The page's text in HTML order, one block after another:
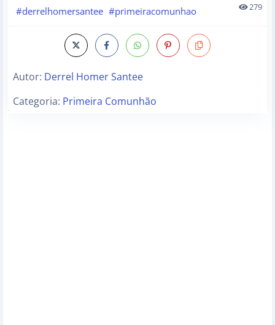
#derrelhomersantee #primeiracomunhao 279
Autor: Derrel Homer Santee
Categoria: Primeira Comunhão